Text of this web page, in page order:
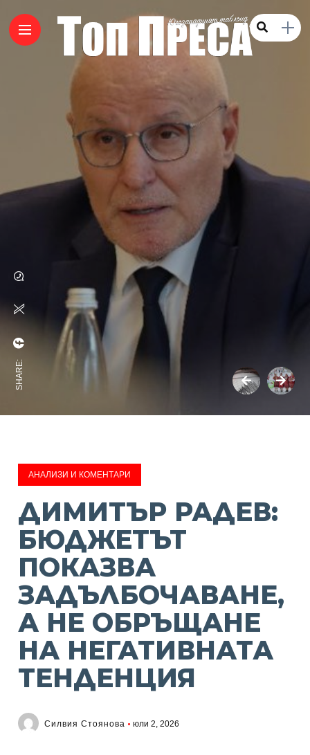
SHARE:
АНАЛИЗИ И КОМЕНТАРИ
ДИМИТЪР РАДЕВ:
БЮДЖЕТЪТ
ПОКАЗВА
ЗАДЪЛБОЧАВАНЕ,
А НЕ ОБРЪЩАНЕ
НА НЕГАТИВНАТА
ТЕНДЕНЦИЯ
Силвия Стоянова юли 2, 2026